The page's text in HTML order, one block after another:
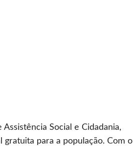
Social e Cidadania,
para a população. Com o